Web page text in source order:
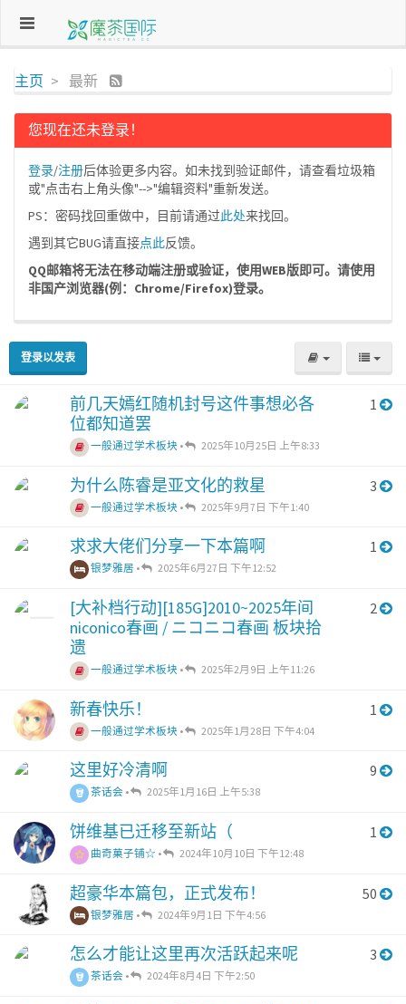
主页 最新
您现在还未登录！
登录/注册后体验更多内容。如未找到验证邮件，请查看垃圾箱
或"点击右上角头像"-->"编辑资料"重新发送。
PS：密码找回重做中，目前请通过此处来找回。
遇到其它BUG请直接点此反馈。
QQ邮箱将无法在移动端注册或验证，使用WEB版即可。请使用
非国产浏览器(例：Chrome/Firefox)登录。
登录以发表
前几天嫣红随机封号这件事想必各
位都知道罢
一般通过学术板块 • 2025年10月25日 上午8:33
1
为什么陈睿是亚文化的救星
一般通过学术板块 • 2025年9月7日 下午1:40
3
求求大佬们分享一下本篇啊
银梦雅居 • 2025年6月27日 下午12:52
1
[大补档行动][185G]2010~2025年间
niconico春画 / ニコニコ春画 板块拾
遗
一般通过学术板块 • 2025年2月9日 上午11:26
2
新春快乐！
一般通过学术板块 • 2025年1月28日 下午4:04
1
这里好冷清啊
茶话会 • 2025年1月16日 上午5:38
9
饼维基已迁移至新站（
曲奇菓子铺☆ • 2024年10月10日 下午12:48
1
超豪华本篇包，正式发布！
银梦雅居 • 2024年9月1日 下午4:56
50
怎么才能让这里再次活跃起来呢
茶话会 • 2024年8月4日 下午2:50
3